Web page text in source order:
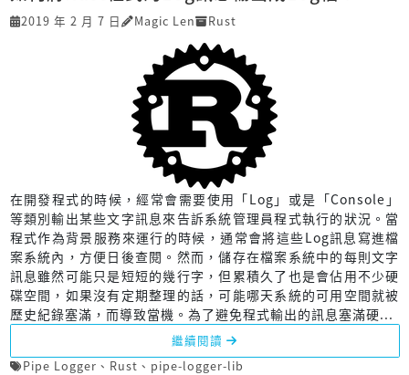
2019 年 2 月 7 日 Magic Len Rust
在開發程式的時候，經常會需要使用「Log」或是「Console」
等類別輸出某些文字訊息來告訴系統管理員程式執行的狀況。當
程式作為背景服務來運行的時候，通常會將這些Log訊息寫進檔
案系統內，方便日後查閱。然而，儲存在檔案系統中的每則文字
訊息雖然可能只是短短的幾行字，但累積久了也是會佔用不少硬
碟空間，如果沒有定期整理的話，可能哪天系統的可用空間就被
歷史紀錄塞滿，而導致當機。為了避免程式輸出的訊息塞滿硬...
繼續閱讀
Pipe Logger 、 Rust 、 pipe-logger-lib